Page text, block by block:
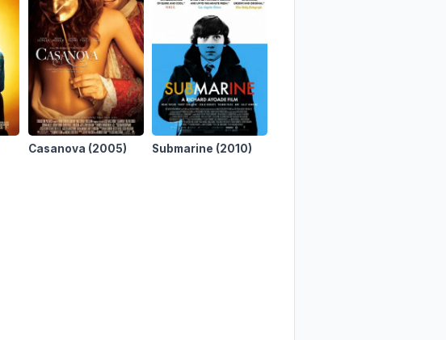
Casanova (2005) Submarine (2010)